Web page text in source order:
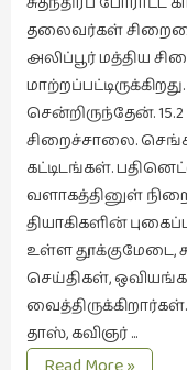
இசை
(23)
இணையதளம்
இந்திய
இலக்கியம்
இயற்கை
(34)
இலக்கியம்
(729)
தலைவர்கள்
அலிப்பூர் மத்திய
சென்றிருந்தேன்.
சிறைச்சாலை.
கட்டிடங்கள்.
வளாகத்தினுள்
தியாகிகளின்
உள்ள தூக்குமேடை,
செய்திகள்,
வைத்திருக்கிறார்கள்.
தாஸ், கவிஞர் …